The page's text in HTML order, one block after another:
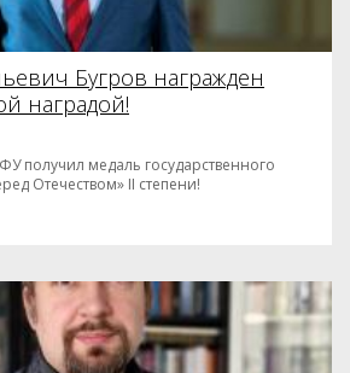
Бугров награжден
наградой!
получил медаль государственного
Отечеством» II степени!